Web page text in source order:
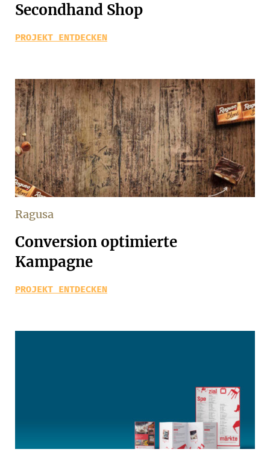
Secondhand Shop
PROJEKT ENTDECKEN
Ragusa
Conversion optimierte
Kampagne
PROJEKT ENTDECKEN